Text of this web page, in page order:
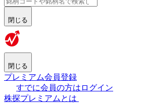
閉じる
閉じる
プレミアム会員登録
すでに会員の方はログイン
株探プレミアムとは